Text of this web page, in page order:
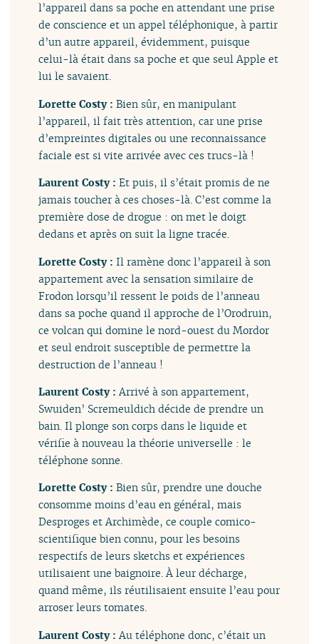
l’appareil dans sa poche en attendant une prise
de conscience et un appel téléphonique, à partir
d’un autre appareil, évidemment, puisque
celui-là était dans sa poche et que seul Apple et
lui le savaient.
Lorette Costy :Bien sûr, en manipulant
l’appareil, il fait très attention, car une prise
d’empreintes digitales ou une reconnaissance
faciale est si vite arrivée avec ces trucs-là !
Laurent Costy :Et puis, il s’était promis de ne
jamais toucher à ces choses-là. C’est comme la
première dose de drogue : on met le doigt
dedans et après on suit la ligne tracée.
Lorette Costy :Il ramène donc l’appareil à son
appartement avec la sensation similaire de
Frodon lorsqu’il ressent le poids de l’anneau
dans sa poche quand il approche de l’Orodruin,
ce volcan qui domine le nord-ouest du Mordor
et seul endroit susceptible de permettre la
destruction de l’anneau !
Laurent Costy :Arrivé à son appartement,
Swuiden’ Scremeuldich décide de prendre un
bain. Il plonge son corps dans le liquide et
vérifie à nouveau la théorie universelle : le
téléphone sonne.
Lorette Costy :Bien sûr, prendre une douche
consomme moins d’eau en général, mais
Desproges et Archimède, ce couple comico-
scientifique bien connu, pour les besoins
respectifs de leurs sketchs et expériences
utilisaient une baignoire. À leur décharge,
quand même, ils réutilisaient ensuite l’eau pour
arroser leurs tomates.
Laurent Costy :Au téléphone donc, c’était un